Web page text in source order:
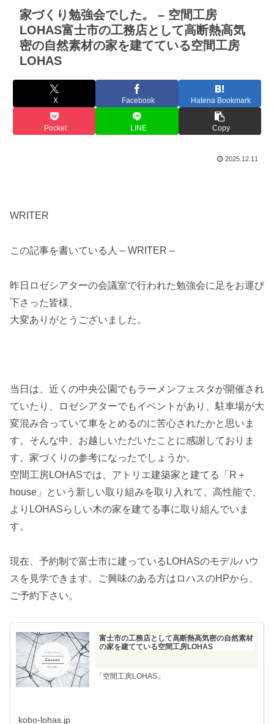
家づくり勉強会でした。 – 空間工房
LOHAS富士市の工務店として高断熱高気
密の自然素材の家を建てている空間工房
LOHAS
X Facebook Hatena Bookmark
Pocket LINE Copy
2025.12.11
WRITER
この記事を書いている人 – WRITER –
昨日ロゼシアターの会議室で行われた勉強会に足をお運び
下さった皆様、
大変ありがとうございました。
当日は、近くの中央公園でもラーメンフェスタが開催され
ていたり、ロゼシアターでもイベントがあり、駐車場が大
変混み合っていて車をとめるのに苦心されたかと思いま
す。そんな中、お越しいただいたことに感謝しておりま
す。家づくりの参考になったでしょうか。
空間工房LOHASでは、アトリエ建築家と建てる「R＋
house」という新しい取り組みを取り入れて、高性能で、
よりLOHASらしい木の家を建てる事に取り組んでいま
す。
現在、予約制で富士市に建っているLOHASのモデルハウ
スを見学できます。ご興味のある方はロハスのHPから、
ご予約下さい。
富士市の工務店として高断熱高気密の自然素材
の家を建てている空間工房LOHAS
「空間工房LOHAS」
kobo-lohas.jp